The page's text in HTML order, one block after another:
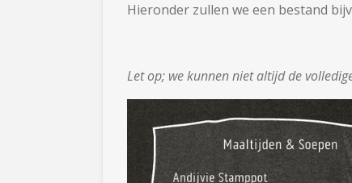
Hieronder zullen we een bestand
Let op; we kunnen niet altijd de